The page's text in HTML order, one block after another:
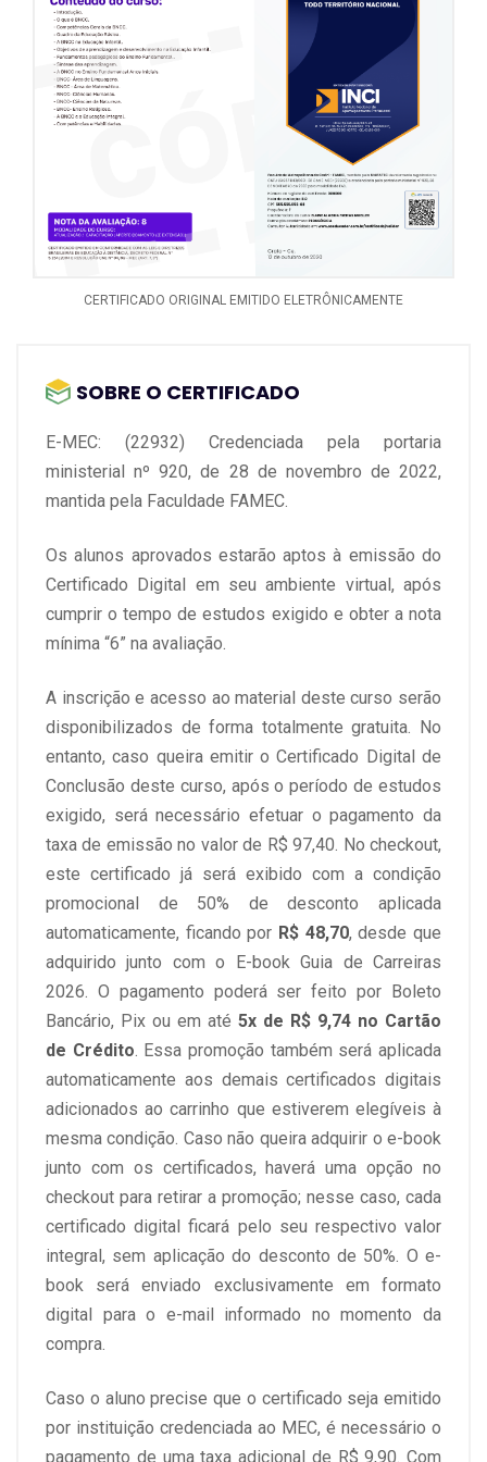
CERTIFICADO ORIGINAL EMITIDO ELETRÔNICAMENTE
SOBRE O CERTIFICADO
E-MEC: (22932) Credenciada pela portaria
ministerial nº 920, de 28 de novembro de 2022,
mantida pela Faculdade FAMEC.
Os alunos aprovados estarão aptos à emissão do
Certificado Digital em seu ambiente virtual, após
cumprir o tempo de estudos exigido e obter a nota
mínima “6” na avaliação.
A inscrição e acesso ao material deste curso serão
disponibilizados de forma totalmente gratuita. No
entanto, caso queira emitir o Certificado Digital de
Conclusão deste curso, após o período de estudos
exigido, será necessário efetuar o pagamento da
taxa de emissão no valor de R$ 97,40. No checkout,
este certificado já será exibido com a condição
promocional de 50% de desconto aplicada
automaticamente, ficando por R$ 48,70, desde que
adquirido junto com o E-book Guia de Carreiras
2026. O pagamento poderá ser feito por Boleto
Bancário, Pix ou em até 5x de R$ 9,74 no Cartão
de Crédito . Essa promoção também será aplicada
automaticamente aos demais certificados digitais
adicionados ao carrinho que estiverem elegíveis à
mesma condição. Caso não queira adquirir o e-book
junto com os certificados, haverá uma opção no
checkout para retirar a promoção; nesse caso, cada
certificado digital ficará pelo seu respectivo valor
integral, sem aplicação do desconto de 50%. O e-
book será enviado exclusivamente em formato
digital para o e-mail informado no momento da
compra.
Caso o aluno precise que o certificado seja emitido
por instituição credenciada ao MEC, é necessário o
pagamento de uma taxa adicional de R$ 9,90. Com